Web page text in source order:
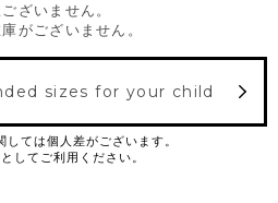
ざいません。
がございません。
sizes for your child